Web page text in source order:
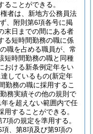
ことができる。
者は、新地方公務員法
、附則第6項各号に掲
末日までの間にある者
る短時間勤務の職に係
職を占める職員が、常
短時間勤務の職と同種
おける新条例定年をい
達しているもの(新定年
勤務の職に採用するこ
務実績その他の規則で
を超えない範囲内で任
することができる。
項の規定を準用する。
、第8項及び第9項の